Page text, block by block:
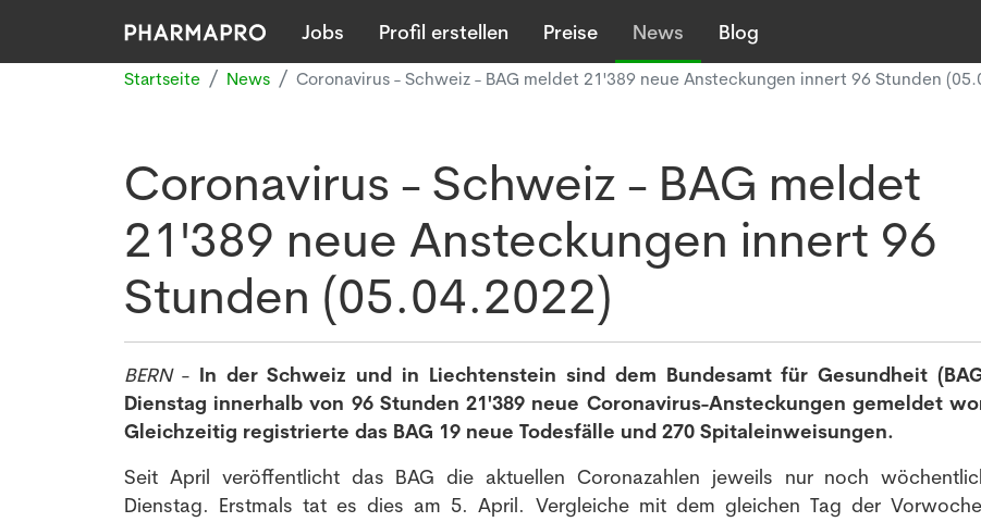
Jobs Profil erstellen Preise News Blog
Startseite News Coronavirus - Schweiz - BAG meldet 21'389 neue Ansteckungen innert 96 Stunden
Coronavirus - Schweiz - BAG meldet
21'389 neue Ansteckungen innert 96
Stunden (05.04.2022)
BERN- In der Schweiz und in Liechtenstein sind dem Bundesamt für Gesundheit
Dienstag innerhalb von 96 Stunden 21'389 neue Coronavirus-Ansteckungen gemeldet
Gleichzeitig registrierte das BAG 19 neue Todesfälle und 270 Spitaleinweisungen.
Seit April veröffentlicht das BAG die aktuellen Coronazahlen jeweils nur noch
Dienstag. Erstmals tat es dies am 5. April. Vergleiche mit dem gleichen Tag der